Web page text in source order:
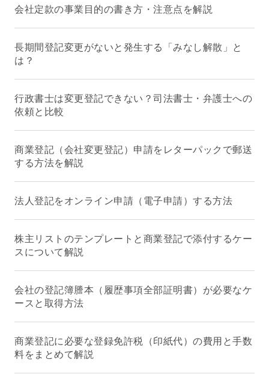
会社定款の事業目的の書き方・注意点を解説
長期間登記変更がないと発生する「みなし解散」と
は？
行政書士は変更登記できない？司法書士・弁護士への
依頼と比較
商業登記（会社変更登記）申請をレターパックで郵送
する方法を解説
法人登記をオンライン申請（電子申請）する方法
株主リストのテンプレートと商業登記で添付するケー
スについて解説
会社の登記簿謄本（履歴事項全部証明書）が必要なケ
ースと取得方法
商業登記に必要な登録免許税（印紙代）の費用と手数
料をまとめて解説